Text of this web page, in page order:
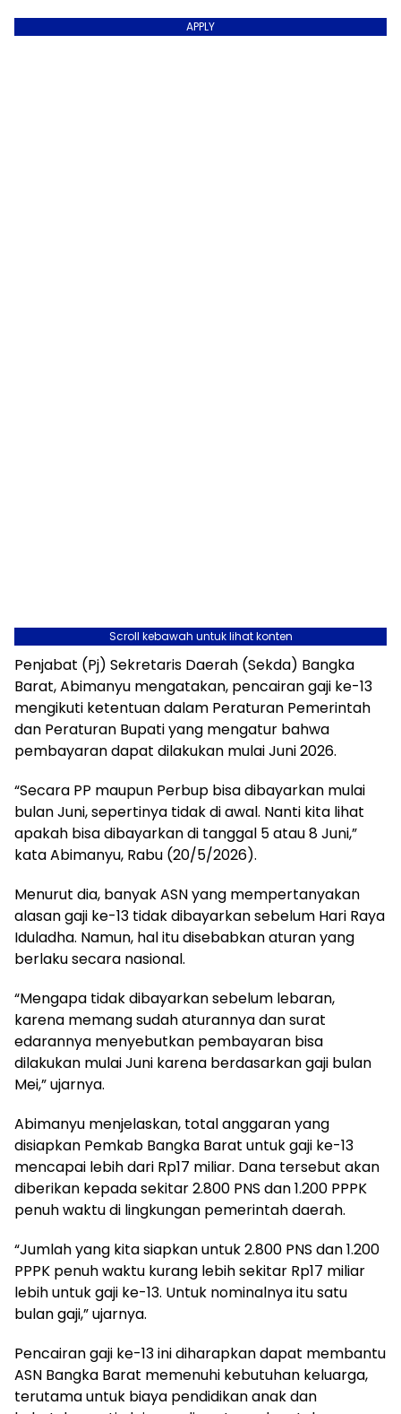
APPLY
Scroll kebawah untuk lihat konten
Penjabat (Pj) Sekretaris Daerah (Sekda) Bangka
Barat, Abimanyu mengatakan, pencairan gaji ke-13
mengikuti ketentuan dalam Peraturan Pemerintah
dan Peraturan Bupati yang mengatur bahwa
pembayaran dapat dilakukan mulai Juni 2026.
“Secara PP maupun Perbup bisa dibayarkan mulai
bulan Juni, sepertinya tidak di awal. Nanti kita lihat
apakah bisa dibayarkan di tanggal 5 atau 8 Juni,”
kata Abimanyu, Rabu (20/5/2026).
Menurut dia, banyak ASN yang mempertanyakan
alasan gaji ke-13 tidak dibayarkan sebelum Hari Raya
Iduladha. Namun, hal itu disebabkan aturan yang
berlaku secara nasional.
“Mengapa tidak dibayarkan sebelum lebaran,
karena memang sudah aturannya dan surat
edarannya menyebutkan pembayaran bisa
dilakukan mulai Juni karena berdasarkan gaji bulan
Mei,” ujarnya.
Abimanyu menjelaskan, total anggaran yang
disiapkan Pemkab Bangka Barat untuk gaji ke-13
mencapai lebih dari Rp17 miliar. Dana tersebut akan
diberikan kepada sekitar 2.800 PNS dan 1.200 PPPK
penuh waktu di lingkungan pemerintah daerah.
“Jumlah yang kita siapkan untuk 2.800 PNS dan 1.200
PPPK penuh waktu kurang lebih sekitar Rp17 miliar
lebih untuk gaji ke-13. Untuk nominalnya itu satu
bulan gaji,” ujarnya.
Pencairan gaji ke-13 ini diharapkan dapat membantu
ASN Bangka Barat memenuhi kebutuhan keluarga,
terutama untuk biaya pendidikan anak dan